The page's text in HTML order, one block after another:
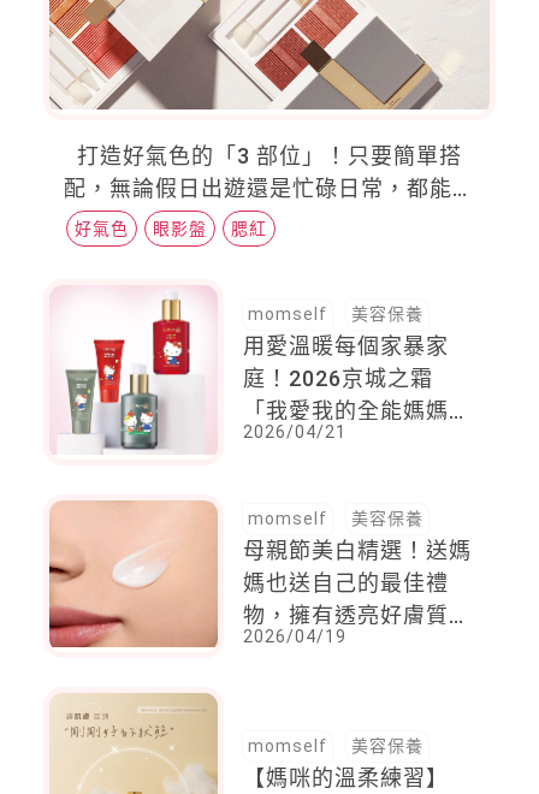
打造好氣色的「3 部位」！只要簡單搭
配，無論假日出遊還是忙碌日常，都能秒
變自信媽咪
好氣色 眼影盤 腮紅
momself 美容保養
用愛溫暖每個家暴家
庭！2026京城之霜
「我愛我的全能媽媽」
慈善活動首度聯名
力一起守護媽媽與孩子
2026/04/21
momself 美容保養
母親節美白精選！送媽
媽也送自己的最佳禮
物，擁有透亮好膚質，
擺脫睡不飽的疲憊肌
2026/04/19
momself 美容保養
【媽咪的溫柔練習】